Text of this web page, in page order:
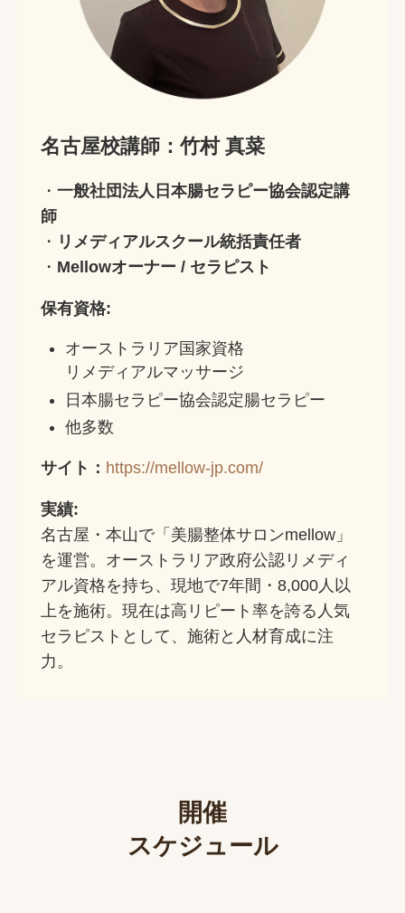
名古屋校講師： 竹村 真菜
・ 一般社団法人日本腸セラピー協会認定講
師
・ リメディアルスクール統括責任者
・ Mellowオーナー / セラピスト
保有資格:
オーストラリア国家資格
リメディアルマッサージ
日本腸セラピー協会認定腸セラピー
他多数
サイト： https://mellow-jp.com/
実績:
名古屋・本山で「美腸整体サロンmellow」
を運営。オーストラリア政府公認リメディ
アル資格を持ち、現地で7年間・8,000人以
上を施術。現在は高リピート率を誇る人気
セラピストとして、施術と人材育成に注
力。
開催
スケジュール